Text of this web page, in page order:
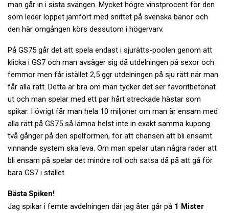
man går in i sista svängen. Mycket högre vinstprocent för den
som leder loppet jämfört med snittet på svenska banor och
den här omgången körs dessutom i högervarv.
På GS75 går det att spela endast i sjurätts-poolen genom att
klicka i GS7 och man avsäger sig då utdelningen på sexor och
femmor men får istället 2,5 ggr utdelningen på sju rätt när man
får alla rätt. Detta är bra om man tycker det ser favoritbetonat
ut och man spelar med ett par hårt streckade hästar som
spikar. I övrigt får man hela 10 miljoner om man är ensam med
alla rätt på GS75 så lämna helst inte in exakt samma kupong
två gånger på den spelformen, för att chansen att bli ensamt
vinnande system ska leva. Om man spelar utan några rader att
bli ensam på spelar det mindre roll och satsa då på att gå för
bara GS7 i stället.
Bästa Spiken!
Jag spikar i femte avdelningen där jag åter går på 1 Mister